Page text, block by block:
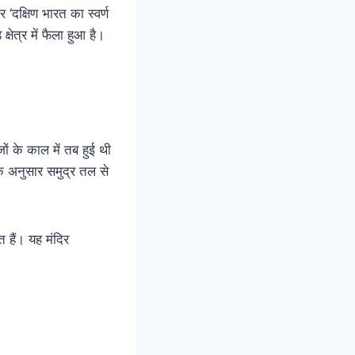
भारत का स्वर्ण
क्षेत्र में फैला हुआ है।
के काल में तब हुई थी
अनुसार समुद्र तल से
हैं। यह मंदिर